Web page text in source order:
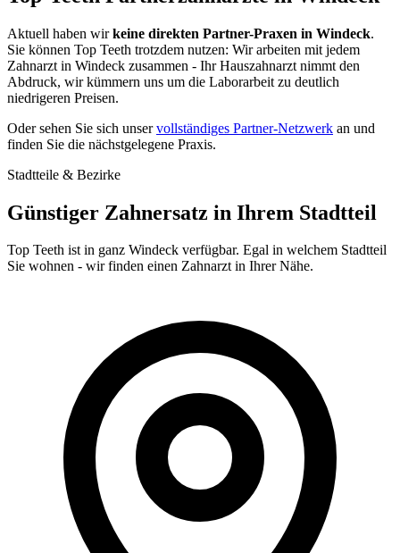
Aktuell haben wirkeine direkten Partner-Praxen in Windeck.
Sie können Top Teeth trotzdem nutzen: Wir arbeiten mit jedem
Zahnarzt in Windeck zusammen - Ihr Hauszahnarzt nimmt den
Abdruck, wir kümmern uns um die Laborarbeit zu deutlich
niedrigeren Preisen.
Oder sehen Sie sich unservollständiges Partner-Netzwerk an und
finden Sie die nächstgelegene Praxis.
Stadtteile & Bezirke
Günstiger Zahnersatz in Ihrem Stadtteil
Top Teeth ist in ganz Windeck verfügbar. Egal in welchem Stadtteil
Sie wohnen - wir finden einen Zahnarzt in Ihrer Nähe.